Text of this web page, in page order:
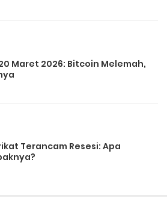
Maret 2026: Bitcoin Melemah,
Terancam Resesi: Apa